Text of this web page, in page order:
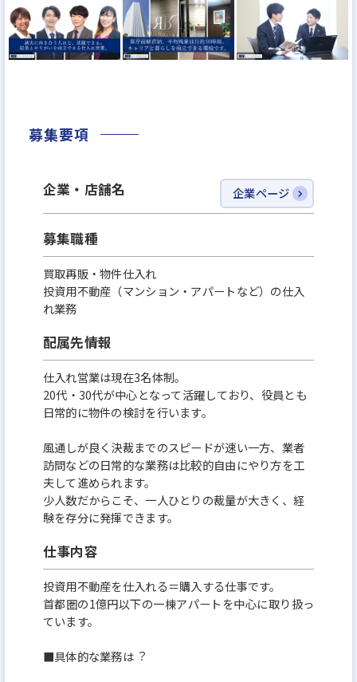
OJTを通して、基礎知識や商談の進め方を一つずつ学
べるため、最初から専門知識がなくても大丈夫です。
人柄重視の採用ですので、面接時にはざっくばらん
募集要項
企業・店舗名 企業ページ
募集職種
買取再販・物件仕入れ
投資用不動産（マンション・アパートなど）の仕入
れ業務
配属先情報
仕入れ営業は現在3名体制。
20代・30代が中心となって活躍しており、役員とも
日常的に物件の検討を行います。
風通しが良く決裁までのスピードが速い一方、業者
訪問などの日常的な業務は比較的自由にやり方を工
夫して進められます。
少人数だからこそ、一人ひとりの裁量が大きく、経
験を存分に発揮できます。
仕事内容
投資用不動産を仕入れる＝購入する仕事です。
首都圏の1億円以下の一棟アパートを中心に取り扱っ
ています。
■具体的な業務は︖